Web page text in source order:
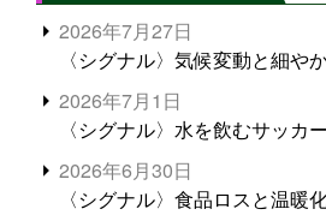
2026年7月27日
〈シグナル〉気候変動と細や
2026年7月1日
〈シグナル〉水を飲むサッカー
2026年6月30日
〈シグナル〉食品ロスと温暖